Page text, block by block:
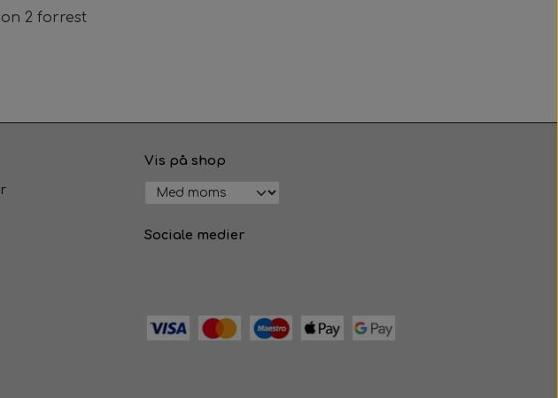
2 forrest
Vis på shop
Sociale medier